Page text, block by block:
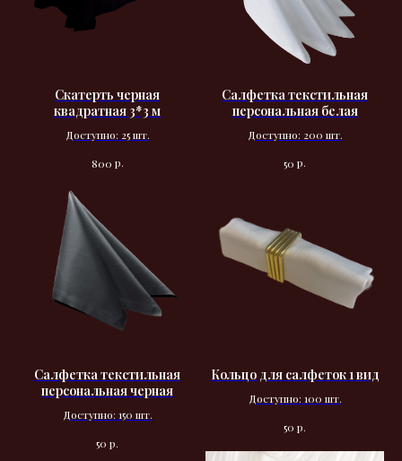
Скатерть черная
квадратная 3*3 м
Доступно: 25 шт.
800 р.
Салфетка текстильная
персональная белая
Доступно: 200 шт.
50 р.
Салфетка текстильная
персональная черная
Доступно: 150 шт.
50 р.
Кольцо для салфеток 1 вид
Доступно: 100 шт.
50 р.